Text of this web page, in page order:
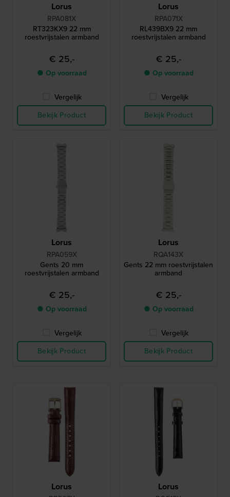
Lorus
RPA081X
RT323KX9 22 mm
roestvrijstalen armband
€ 25,-
● Op voorraad
Vergelijk
Bekijk Product
Lorus
RPA071X
RL439BX9 22 mm
roestvrijstalen armband
€ 25,-
● Op voorraad
Vergelijk
Bekijk Product
Lorus
RPA059X
Gents 20 mm
roestvrijstalen armband
€ 25,-
● Op voorraad
Vergelijk
Bekijk Product
Lorus
RQA143X
Gents 22 mm roestvrijstalen
armband
€ 25,-
● Op voorraad
Vergelijk
Bekijk Product
Lorus Lorus